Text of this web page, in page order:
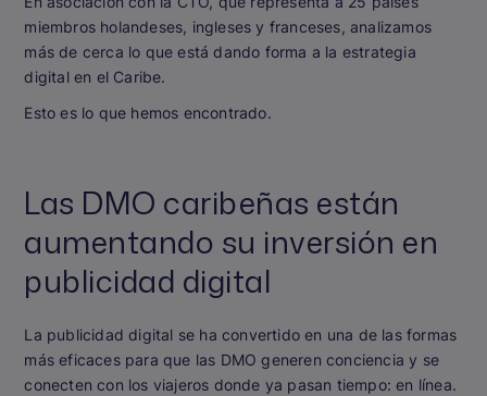
miembros holandeses, ingleses y franceses, analizamos
más de cerca lo que está dando forma a la estrategia
digital en el Caribe.
Esto es lo que hemos encontrado.
Las DMO caribeñas están
aumentando su inversión en
publicidad digital
La publicidad digital se ha convertido en una de las formas
más eficaces para que las DMO generen conciencia y se
conecten con los viajeros donde ya pasan tiempo: en línea.